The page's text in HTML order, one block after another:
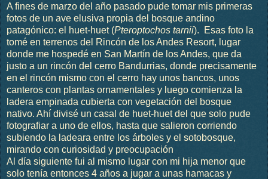
A fines de marzo del año pasado pude tomar mis primeras
fotos de un ave elusiva propia del bosque andino
patagónico: el huet-huet (Pteroptochos tarnii). Esas foto la
tomé en terrenos del Rincón de los Andes Resort, lugar
donde me hospedé en San Martín de los Andes, que da
justo a un rincón del cerro Bandurrias, donde precisamente
en el rincón mismo con el cerro hay unos bancos, unos
canteros con plantas ornamentales y luego comienza la
ladera empinada cubierta con vegetación del bosque
nativo. Ahí divisé un casal de huet-huet del que solo pude
fotografiar a uno de ellos, hasta que salieron corriendo
subiendo la ladeara entre los árboles y el sotobosque,
mirando con curiosidad y preocupación
Al día siguiente fui al mismo lugar con mi hija menor que
solo tenía entonces 4 años a jugar a unas hamacas y